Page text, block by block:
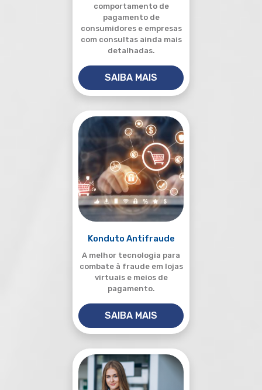
comportamento de
pagamento de
consumidores e empresas
com consultas ainda mais
detalhadas.
SAIBA MAIS
Konduto Antifraude
A melhor tecnologia para
combate à fraude em lojas
virtuais e meios de
pagamento.
SAIBA MAIS